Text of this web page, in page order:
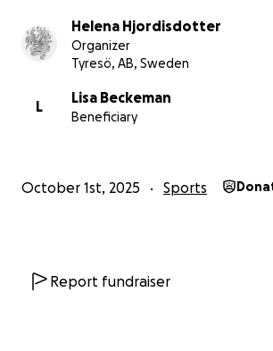
Helena Hjordisdotter
Organizer
Tyresö, AB, Sweden
L
Lisa Beckeman
Beneficiary
October 1st, 2025 Sports
Report fundraiser